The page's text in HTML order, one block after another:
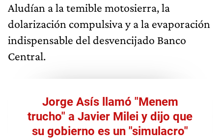
Aludían a la temible motosierra, la
dolarización compulsiva y a la evaporación
indispensable del desvencijado Banco
Central.
Jorge Asís llamó "Menem
trucho" a Javier Milei y dijo que
su gobierno es un "simulacro"